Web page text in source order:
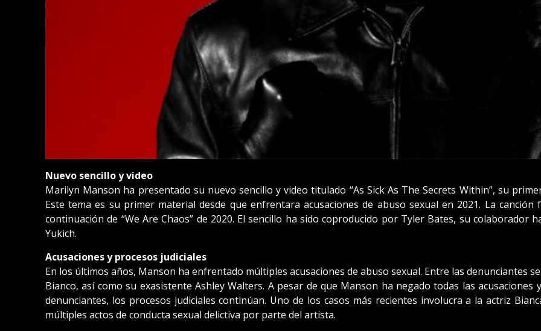
Nuevo sencillo y video
Marilyn Manson ha presentado su nuevo sencillo y video titulado “As Sick As The Secrets Within”, su
Este tema es su primer material desde que enfrentara acusaciones de abuso sexual en 2021. La
continuación de “We Are Chaos” de 2020. El sencillo ha sido coproducido por Tyler Bates, su
Yukich.
Acusaciones y procesos judiciales
En los últimos años, Manson ha enfrentado múltiples acusaciones de abuso sexual. Entre las denunciantes
Bianco, así como su exasistente Ashley Walters. A pesar de que Manson ha negado todas las
denunciantes, los procesos judiciales continúan. Uno de los casos más recientes involucra a la actriz
múltiples actos de conducta sexual delictiva por parte del artista.